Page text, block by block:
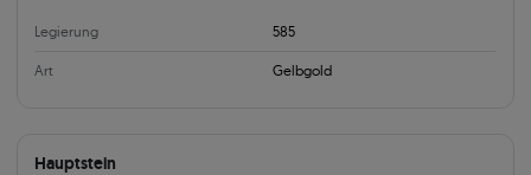
Legierung 585
Art Gelbgold
Hauptstein